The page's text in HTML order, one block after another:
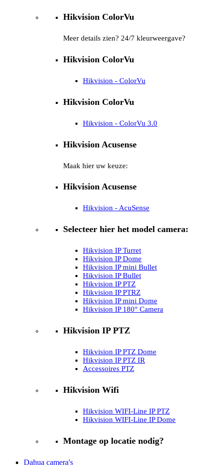
Hikvision ColorVu
Meer details zien? 24/7 kleurweergave?
Hikvision ColorVu
Hikvision - ColorVu
Hikvision ColorVu
Hikvision - ColorVu 3.0
Hikvision Acusense
Maak hier uw keuze:
Hikvision Acusense
Hikvision - AcuSense
Selecteer hier het model camera:
Hikvision IP Turret
Hikvision IP Dome
Hikvision IP mini Bullet
Hikvision IP Bullet
Hikvision IP PTZ
Hikvision IP PTRZ
Hikvision IP mini Dome
Hikvision IP 180° Camera
Hikvision IP PTZ
Hikvision IP PTZ Dome
Hikvision IP PTZ IR
Accessoires PTZ
Hikvision Wifi
Hikvision WIFI-Line IP PTZ
Hikvision WIFI-Line IP Dome
Montage op locatie nodig?
Dahua camera's